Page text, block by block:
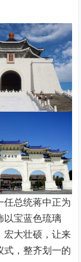
任总统蒋中正为
以宝蓝色琉璃
宏大壮硕，让来
式，整齐划一的